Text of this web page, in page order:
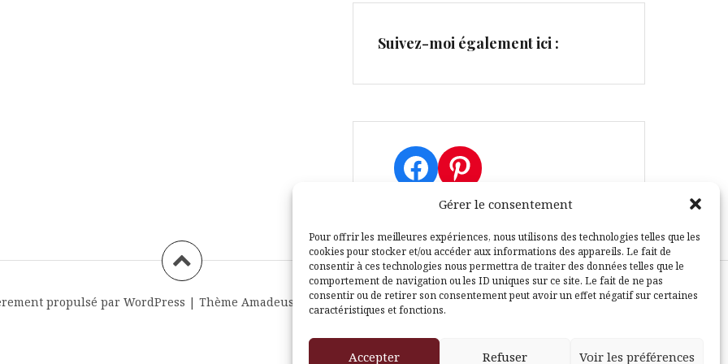
Gérer le consentement
Pour offrir les meilleures expériences, nous utilisons des technologies telles que les
cookies pour stocker et/ou accéder aux informations des appareils. Le fait de
consentir à ces technologies nous permettra de traiter des données telles que le
comportement de navigation ou les ID uniques sur ce site. Le fait de ne pas
consentir ou de retirer son consentement peut avoir un effet négatif sur certaines
caractéristiques et fonctions.
Accepter Refuser Voir les préférences
Suivez-moi également ici :
Facebook
Pinterest
propulsé par WordPress | Thème Amadeus par Themeisle